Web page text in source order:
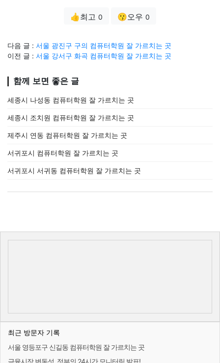
👍최고 0 😗오우 0
다음 글 : 서울 광진구 구의 컴퓨터학원 잘 가르치는 곳
이전 글 : 서울 강서구 화곡 컴퓨터학원 잘 가르치는 곳
함께 보면 좋은 글
세종시 나성동 컴퓨터학원 잘 가르치는 곳
세종시 조치원 컴퓨터학원 잘 가르치는 곳
제주시 연동 컴퓨터학원 잘 가르치는 곳
서귀포시 컴퓨터학원 잘 가르치는 곳
서귀포시 서귀동 컴퓨터학원 잘 가르치는 곳
최근 방문자 기록
서울 영등포구 신길동 컴퓨터학원 잘 가르치는 곳
금융시장 변동성, 정부의 24시간 모니터링 발표!